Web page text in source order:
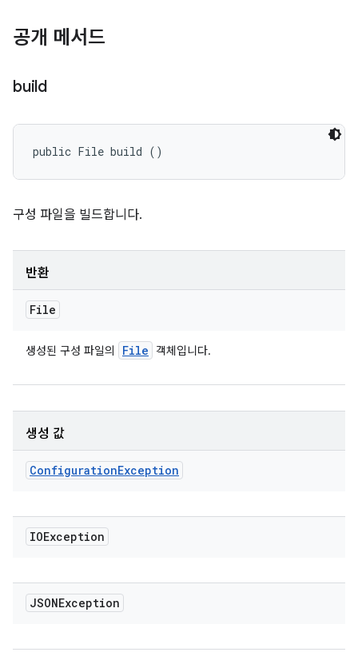
공개 메서드
build
public File build ()
구성 파일을 빌드합니다.
반환
File
생성된 구성 파일의 File 객체입니다.
생성 값
ConfigurationException
IOException
JSONException